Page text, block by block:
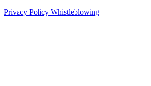
Privacy Policy Whistleblowing